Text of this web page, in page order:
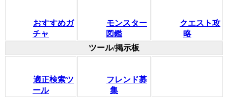
おすすめガ
チャ
モンスター
図鑑
クエスト攻
略
ツール/掲示板
適正検索ツ
ール
フレンド募
集